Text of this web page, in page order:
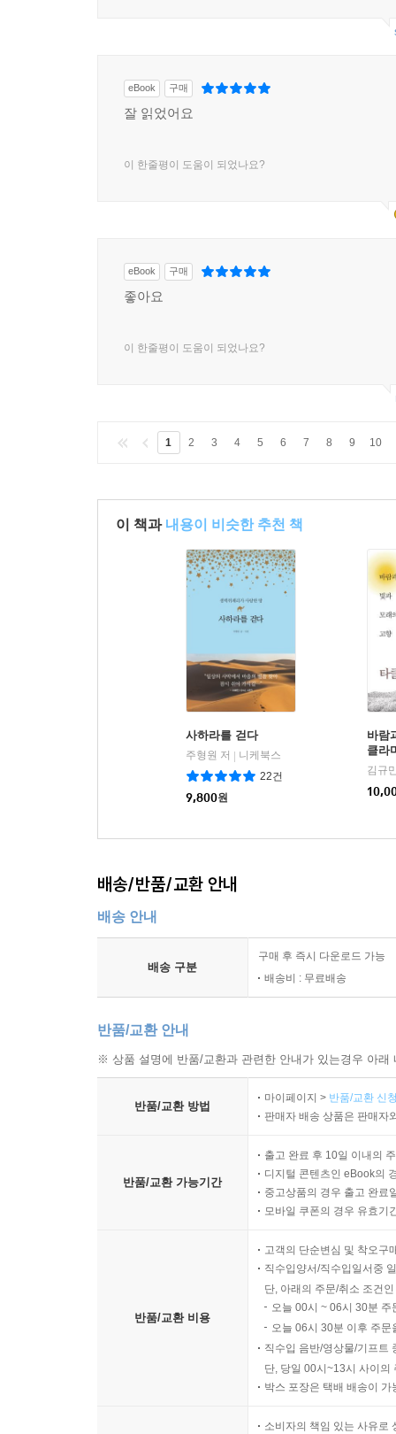
eBook 구매
잘 읽었어요
이 한줄평이 도움이 되었나요?
eBook 구매
좋아요
이 한줄평이 도움이 되었나요?
1 2 3 4 5 6 7 8 9 10
이 책과 내용이 비슷한 추천 책
사하라를 걷다
주형원 저
니케북스
22건
9,800원
바람
클라
김규
배송/반품/교환 안내
배송 안내
배송 구분
구매 후 즉시 다운로드 가능
배송비 : 무료배송
반품/교환 안내
※ 상품 설명에 반품/교환과 관련한 안내가 있는경우 아
반품/교환 방법
마이페이지 > 반품/교환 신
판매자 배송 상품은 판매자
반품/교환 가능기간
출고 완료 후 10일 이내의
디지털 콘텐츠인 eBook의
중고상품의 경우 출고 완료
모바일 쿠폰의 경우 유효기
반품/교환 비용
고객의 단순변심 및 착오구
직수입양서/직수입일서중
단, 아래의 주문/취소 조건
오늘 00시 ~ 06시 30분
오늘 06시 30분 이후 주
직수입 음반/영상물/기프트
단, 당일 00시~13시 사이의
박스 포장은 택배 배송이
소비자의 책임 있는 사유로